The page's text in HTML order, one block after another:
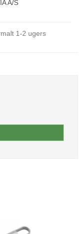
A/S
1-2 ugers